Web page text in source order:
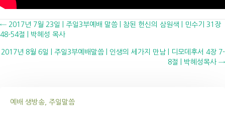
Posts
navigation
← 2017년 7월 23일 | 주일3부예배 말씀 | 참된 헌신의 삼원색 | 민수기 31장
48-54절 | 박혜성 목사
2017년 8월 6일 | 주일3부예배말씀 | 인생의 세가지 만남 | 디모데후서 4장 7-
8절 | 박혜성목사 →
예배 생방송, 주일말씀